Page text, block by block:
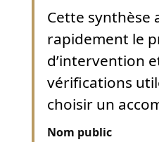
Cette synthèse
rapidement le
d’intervention
vérifications
choisir un
Nom public